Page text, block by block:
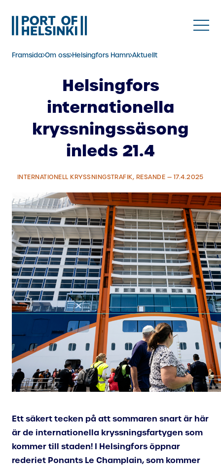
innehåll
Framsida Om oss Helsingfors Hamn Aktuellt
Helsingfors
internationella
kryssningssäsong
inleds 21.4
INTERNATIONELL KRYSSNINGSTRAFIK, RESANDE — 17.4.2025
Ett säkert tecken på att sommaren snart är här
är de internationella kryssningsfartygen som
kommer till staden! I Helsingfors öppnar
rederiet Ponants Le Champlain, som kommer